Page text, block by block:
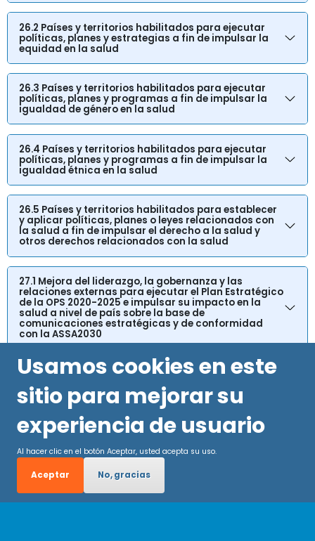
26.2 Países y territorios habilitados para ejecutar
políticas, planes y estrategias a fin de impulsar la
equidad en la salud
26.3 Países y territorios habilitados para ejecutar
políticas, planes y programas a fin de impulsar la
igualdad de género en la salud
26.4 Países y territorios habilitados para ejecutar
políticas, planes y programas a fin de impulsar la
igualdad étnica en la salud
26.5 Países y territorios habilitados para establecer
y aplicar políticas, planes o leyes relacionados con
la salud a fin de impulsar el derecho a la salud y
otros derechos relacionados con la salud
27.1 Mejora del liderazgo, la gobernanza y las
relaciones externas para ejecutar el Plan Estratégico
de la OPS 2020-2025 e impulsar su impacto en la
salud a nivel de país sobre la base de
comunicaciones estratégicas y de conformidad
con la ASSA2030
Usamos cookies en este
sitio para mejorar su
experiencia de usuario
Al hacer clic en el botón Aceptar, usted acepta su uso.
Aceptar No, gracias